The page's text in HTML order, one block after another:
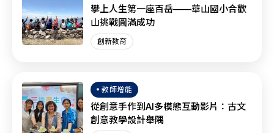
攀上人生第一座百岳——華山國小合歡
山挑戰圓滿成功
創新教育
教師增能
從創意手作到AI多模態互動影片：古文
創意教學設計舉隅